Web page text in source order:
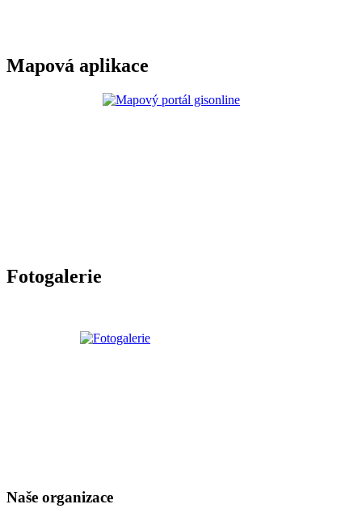
Mapová aplikace
Fotogalerie
Naše organizace